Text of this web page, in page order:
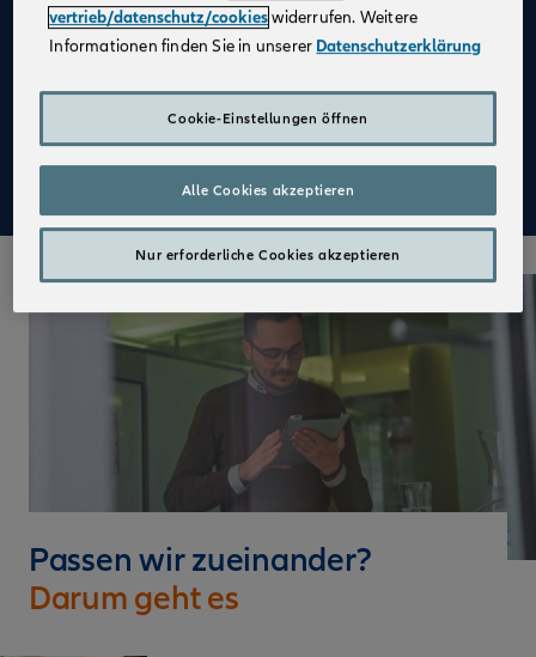
Karriereentwicklung: Entwickle Dich gezielt weiter –
durch regelmäßige Gespräche und transparente
Zusammenarbeit und die Grundlage für Deinen
individuellen Karriereweg.
Mehr zu Deinen Vorteilen im Vertrieb der Allianz
Passen wir zueinander?
Darum geht es
vertrieb/datenschutz/cookieswiderrufen. Weitere
Informationen finden Sie in unserer Datenschutzerklärung
Cookie-Einstellungen öffnen
Nur erforderliche Cookies akzeptieren
Alle Cookies akzeptieren